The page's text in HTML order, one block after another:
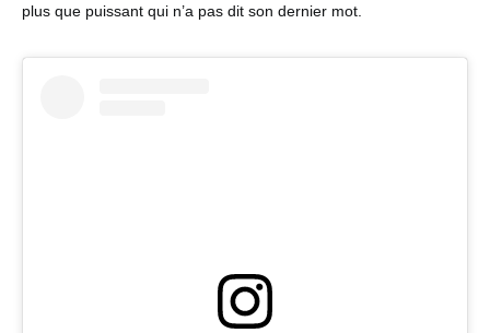
plus que puissant qui n’a pas dit son dernier mot.